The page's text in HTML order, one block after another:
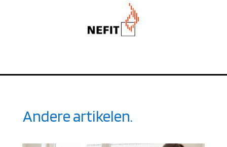
Andere artikelen.